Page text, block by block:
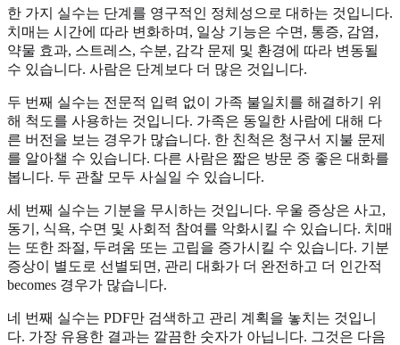
한 가지 실수는 단계를 영구적인 정체성으로 대하는 것입니다.
치매는 시간에 따라 변화하며, 일상 기능은 수면, 통증, 감염,
약물 효과, 스트레스, 수분, 감각 문제 및 환경에 따라 변동될
수 있습니다. 사람은 단계보다 더 많은 것입니다.
두 번째 실수는 전문적 입력 없이 가족 불일치를 해결하기 위
해 척도를 사용하는 것입니다. 가족은 동일한 사람에 대해 다
른 버전을 보는 경우가 많습니다. 한 친척은 청구서 지불 문제
를 알아챌 수 있습니다. 다른 사람은 짧은 방문 중 좋은 대화를
봅니다. 두 관찰 모두 사실일 수 있습니다.
세 번째 실수는 기분을 무시하는 것입니다. 우울 증상은 사고,
동기, 식욕, 수면 및 사회적 참여를 악화시킬 수 있습니다. 치매
는 또한 좌절, 두려움 또는 고립을 증가시킬 수 있습니다. 기분
증상이 별도로 선별되면, 관리 대화가 더 완전하고 더 인간적
becomes 경우가 많습니다.
네 번째 실수는 PDF만 검색하고 관리 계획을 놓치는 것입니
다. 가장 유용한 결과는 깔끔한 숫자가 아닙니다. 그것은 다음